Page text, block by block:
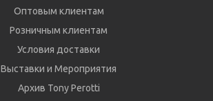
Оптовым клиентам
Розничным клиентам
Условия доставки
Выставки и Мероприятия
Архив Tony Perotti